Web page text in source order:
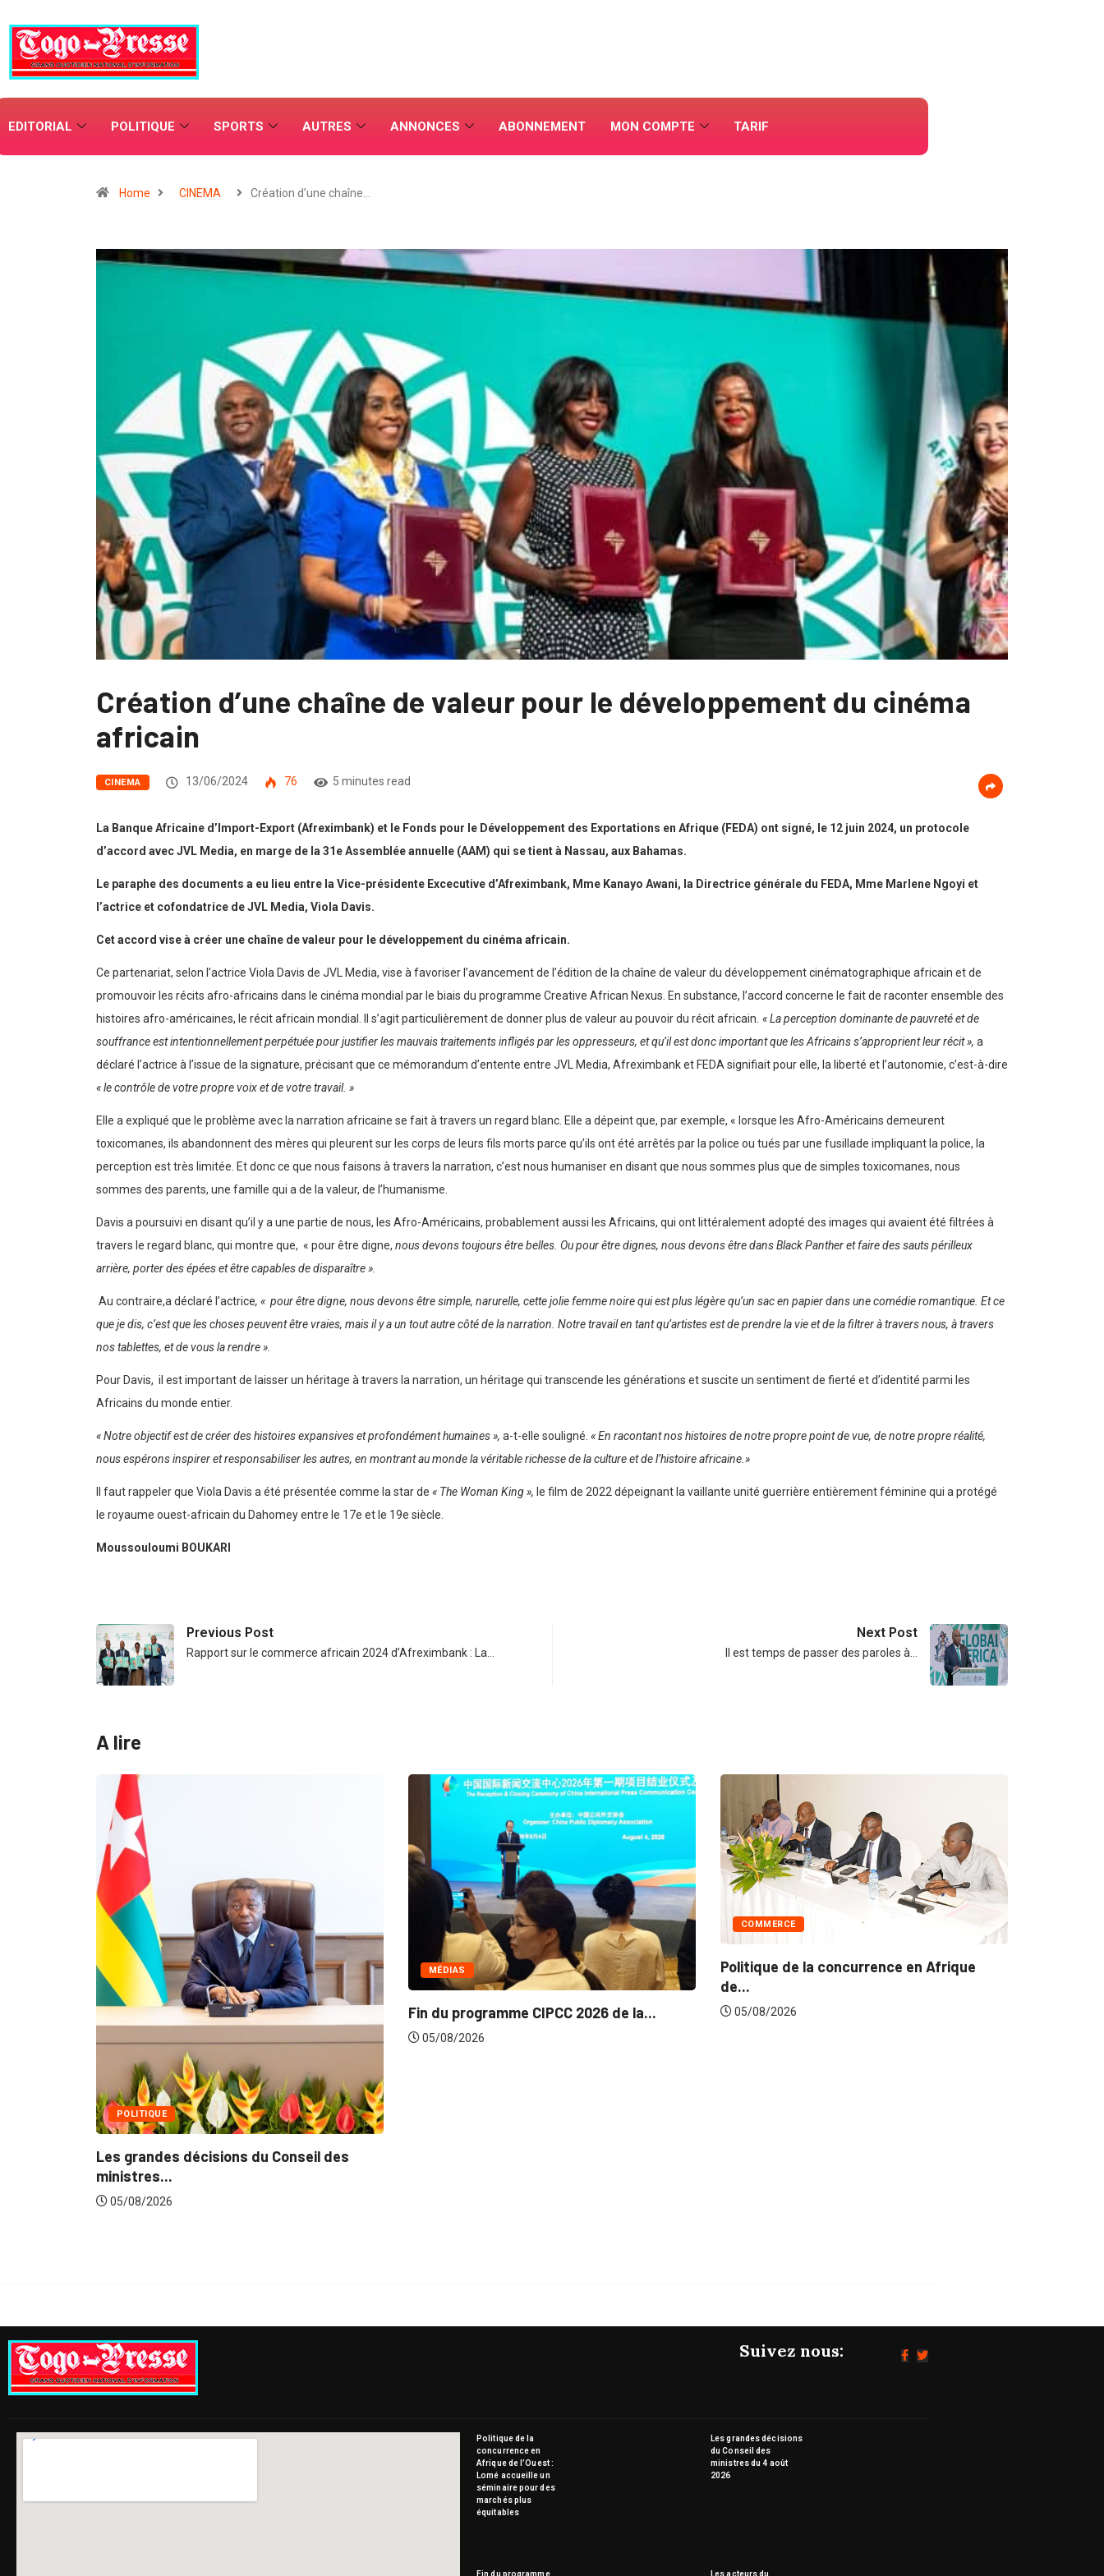
EDITORIAL POLITIQUE SPORTS AUTRES ANNONCES ABONNEMENT MON COMPTE TARIF
Home CINEMA Création d’une chaîne…
Création d’une chaîne de valeur pour le développement du cinéma
africain
CINEMA 13/06/2024 76 5 minutes read
La Banque Africaine d’Import-Export (Afreximbank) et le Fonds pour le Développement des Exportations en Afrique (FEDA) ont signé, le 12 juin 2024, un protocole
d’accord avec JVL Media, en marge de la 31e Assemblée annuelle (AAM) qui se tient à Nassau, aux Bahamas.
Le paraphe des documents a eu lieu entre la Vice-présidente Excecutive d’Afreximbank, Mme Kanayo Awani, la Directrice générale du FEDA, Mme Marlene Ngoyi et
l’actrice et cofondatrice de JVL Media, Viola Davis.
Cet accord vise à créer une chaîne de valeur pour le développement du cinéma africain.
Ce partenariat, selon l’actrice Viola Davis de JVL Media, vise à favoriser l’avancement de l’édition de la chaîne de valeur du développement cinématographique africain et de
promouvoir les récits afro-africains dans le cinéma mondial par le biais du programme Creative African Nexus. En substance, l’accord concerne le fait de raconter ensemble des
histoires afro-américaines, le récit africain mondial. Il s’agit particulièrement de donner plus de valeur au pouvoir du récit africain . « La perception dominante de pauvreté et de
souffrance est intentionnellement perpétuée pour justifier les mauvais traitements infligés par les oppresseurs, et qu’il est donc important que les Africains s’approprient leur récit », a
déclaré l’actrice à l’issue de la signature, précisant que ce mémorandum d’entente entre JVL Media, Afreximbank et FEDA signifiait pour elle, la liberté et l’autonomie, c’est-à-dire
« le contrôle de votre propre voix et de votre travail. »
Elle a expliqué que le problème avec la narration africaine se fait à travers un regard blanc. Elle a dépeint que, par exemple, « lorsque les Afro-Américains demeurent
toxicomanes, ils abandonnent des mères qui pleurent sur les corps de leurs fils morts parce qu’ils ont été arrêtés par la police ou tués par une fusillade impliquant la police, la
perception est très limitée. Et donc ce que nous faisons à travers la narration, c’est nous humaniser en disant que nous sommes plus que de simples toxicomanes, nous
sommes des parents, une famille qui a de la valeur, de l’humanisme.
Davis a poursuivi en disant qu’il y a une partie de nous, les Afro-Américains, probablement aussi les Africains, qui ont littéralement adopté des images qui avaient été filtrées à
travers le regard blanc, qui montre que, « pour être digne, nous devons toujours être belles. Ou pour être dignes, nous devons être dans Black Panther et faire des sauts périlleux
arrière, porter des épées et être capables de disparaître ».
Au contraire,a déclaré l’actrice, « pour être digne, nous devons être simple, narurelle, cette jolie femme noire qui est plus légère qu’un sac en papier dans une comédie romantique. Et ce
que je dis, c’est que les choses peuvent être vraies, mais il y a un tout autre côté de la narration. Notre travail en tant qu’artistes est de prendre la vie et de la filtrer à travers nous, à travers
nos tablettes, et de vous la rendre ».
Pour Davis, il est important de laisser un héritage à travers la narration, un héritage qui transcende les générations et suscite un sentiment de fierté et d’identité parmi les
Africains du monde entier.
« Notre objectif est de créer des histoires expansives et profondément humaines », a-t-elle souligné. « En racontant nos histoires de notre propre point de vue, de notre propre réalité,
nous espérons inspirer et responsabiliser les autres, en montrant au monde la véritable richesse de la culture et de l’histoire africaine.»
Il faut rappeler que Viola Davis a été présentée comme la star de « The Woman King », le film de 2022 dépeignant la vaillante unité guerrière entièrement féminine qui a protégé
le royaume ouest-africain du Dahomey entre le 17e et le 19e siècle.
Moussouloumi BOUKARI
Previous Post
Rapport sur le commerce africain 2024 d’Afreximbank : La…
Next Post
Il est temps de passer des paroles à…
A lire
du Conseil des
MÉDIAS
Fin du programme CIPCC 2026 de la...
Politique de la concurrence en Afrique
de...
05/08/2026
Suivez nous:
Politique de la
concurrence en
Afrique de l’Ouest :
Lomé accueille un
séminaire pour des
marchés plus
équitables
Les grandes décisions
du Conseil des
ministres du 4 août
2026
Fin du programme Les acteurs du